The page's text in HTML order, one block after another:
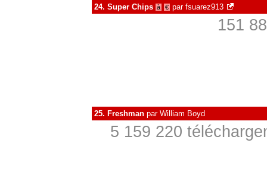
24. Super Chips à € par fsuarez913
151
25. Freshman par William Boyd
5 159 220